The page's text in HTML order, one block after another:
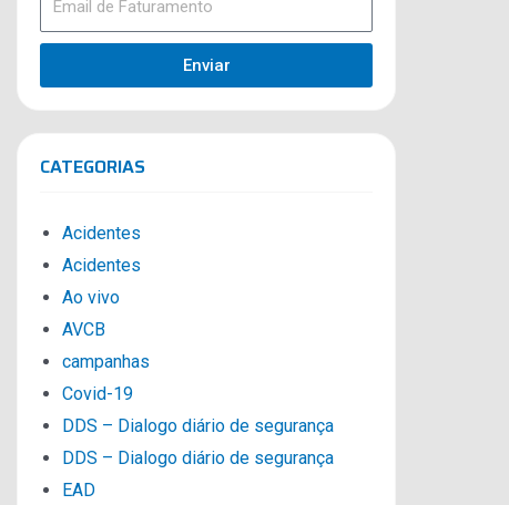
Enviar
CATEGORIAS
Acidentes
Acidentes
Ao vivo
AVCB
campanhas
Covid-19
DDS – Dialogo diário de segurança
DDS – Dialogo diário de segurança
EAD